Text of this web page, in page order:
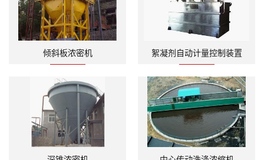
倾斜板浓密机 絮凝剂自动计量控制装置